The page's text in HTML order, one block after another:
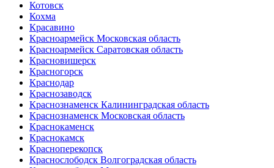
Котовск
Кохма
Красавино
Красноармейск Московская область
Красноармейск Саратовская область
Красновишерск
Красногорск
Краснодар
Краснозаводск
Краснознаменск Калининградская область
Краснознаменск Московская область
Краснокаменск
Краснокамск
Красноперекопск
Краснослободск Волгоградская область